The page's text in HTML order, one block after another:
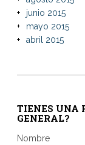
junio 2015
mayo 2015
abril 2015
TIENES UNA
GENERAL?
Nombre